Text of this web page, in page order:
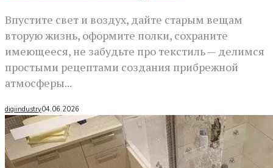
Впустите свет и воздух, дайте старым вещам
вторую жизнь, оформите полки, сохраните
имеющееся, не забудьте про текстиль — делимся
простыми рецептами создания прибрежной
атмосферы...
digiindustry04.06.2026